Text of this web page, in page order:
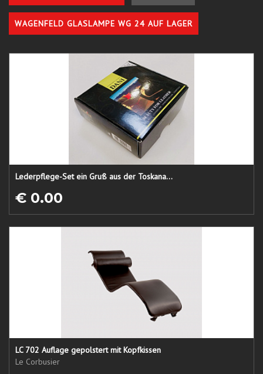
WAGENFELD GLASLAMPE WG 24 AUF LAGER
Lederpflege-Set ein Gruß aus der Toskana...
€ 0.00
LC 702 Auflage gepolstert mit Kopfkissen
Le Corbusier